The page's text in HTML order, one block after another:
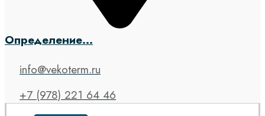
Определение...
info@vekoterm.ru
+7 (978) 221 64 46